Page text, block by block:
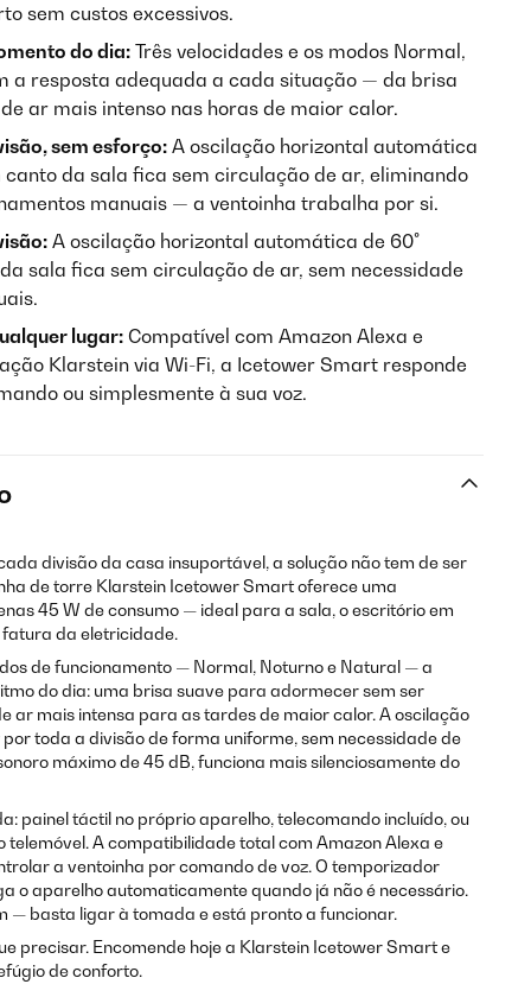
sem custos excessivos.
do dia: Três velocidades e os modos Normal,
a resposta adequada a cada situação — da brisa
ar mais intenso nas horas de maior calor.
sem esforço:A oscilação horizontal automática
canto da sala fica sem circulação de ar, eliminando
manuais — a ventoinha trabalha por si.
A oscilação horizontal automática de 60°
sala fica sem circulação de ar, sem necessidade
lugar: Compatível com Amazon Alexa e
Klarstein via Wi-Fi, a Icetower Smart responde
ou simplesmente à sua voz.
divisão da casa insuportável, a solução não tem de ser
de torre Klarstein Icetower Smart oferece uma
45 W de consumo — ideal para a sala, o escritório em
fatura da eletricidade.
de funcionamento — Normal, Noturno e Natural — a
do dia: uma brisa suave para adormecer sem ser
ar mais intensa para as tardes de maior calor. A oscilação
toda a divisão de forma uniforme, sem necessidade de
máximo de 45 dB, funciona mais silenciosamente do
painel táctil no próprio aparelho, telecomando incluído, ou
A compatibilidade total com Amazon Alexa e
a ventoinha por comando de voz. O temporizador
o aparelho automaticamente quando já não é necessário.
— basta ligar à tomada e está pronto a funcionar.
precisar. Encomende hoje a Klarstein Icetower Smart e
de conforto.